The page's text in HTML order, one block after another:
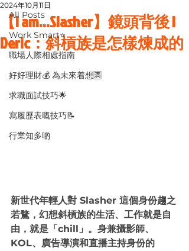
All Posts
Work Smart⭐️
職場人際相處指南
好好理財💰 為未來着想🈵
求職面試技巧🌟
寫履歷表嘅技巧📝
行業知多啲
【I am...Slasher】鏡頭背後 |
Deric：斜槓族是怎樣煉成的
2024年10月11日
新世代年輕人對 Slasher 這個身份趨之
若鶩，幻想斜槓族的生活、工作就是自
由，就是「chill」。身兼攝影師、
KOL、廣告導演和直播主持身份的